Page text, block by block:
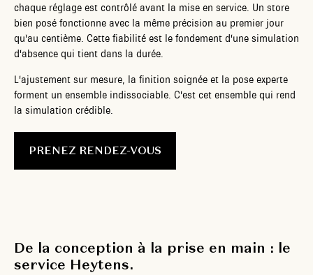
chaque réglage est contrôlé avant la mise en service. Un store
bien posé fonctionne avec la même précision au premier jour
qu'au centième. Cette fiabilité est le fondement d'une simulation
d'absence qui tient dans la durée.
L'ajustement sur mesure, la finition soignée et la pose experte
forment un ensemble indissociable. C'est cet ensemble qui rend
la simulation crédible.
PRENEZ RENDEZ-VOUS
De la conception à la prise en main : le
service Heytens.